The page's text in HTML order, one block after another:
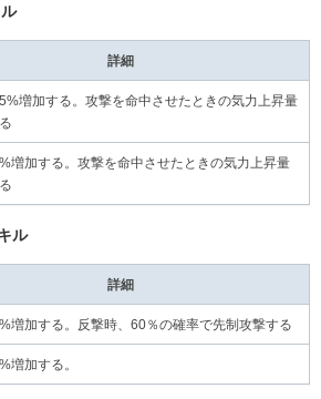
詳細
増加する。攻撃を命中させたときの気力上昇量
増加する。攻撃を命中させたときの気力上昇量
ル
詳細
増加する。反撃時、60％の確率で先制攻撃する
増加する。